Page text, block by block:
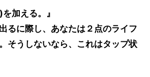
加える。』
るに際し、あなたは２点のライフ
そうしないなら、これはタップ状